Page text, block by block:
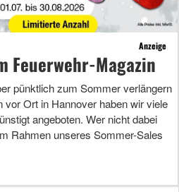
Anzeige
Feuerwehr-Magazin
pünktlich zum Sommer verlängern
Ort in Hannover haben wir viele
angeboten. Wer nicht dabei
Rahmen unseres Sommer-Sales